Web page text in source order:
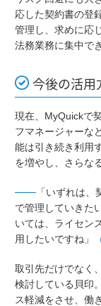
応した契約書の登
管理し、求めに応
法務業務に集中で
今後の活用
現在、MyQuickで
フマネージャーな
能は引き続き利用
を増やし、さらな
─── 「いずれは
で管理していきた
いては、ライセン
用したいですね」
取引先だけでなく
検討している貝印
ス軽減をさせ、働